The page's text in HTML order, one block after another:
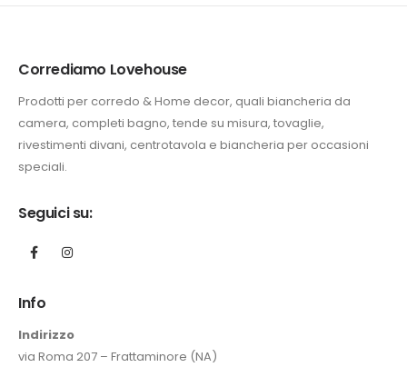
Corrediamo Lovehouse
Prodotti per corredo & Home decor, quali biancheria da
camera, completi bagno, tende su misura, tovaglie,
rivestimenti divani, centrotavola e biancheria per occasioni
speciali.
Seguici su:
Info
Indirizzo
via Roma 207 – Frattaminore (NA)